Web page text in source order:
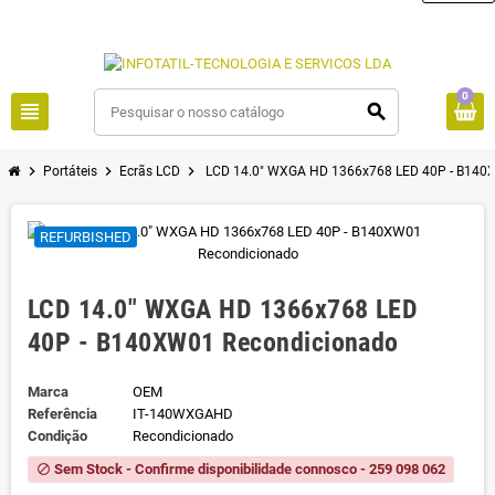
view_headline search
0
chevron_right Portáteis chevron_right Ecrãs LCD chevron_right LCD 14.0" WXGA HD 1366x768 LED 40P -
REFURBISHED
LCD 14.0" WXGA HD 1366x768 LED
40P - B140XW01 Recondicionado
Marca
OEM
Referência
IT-140WXGAHD
Condição
Recondicionado
block Sem Stock - Confirme disponibilidade connosco - 259 098 062